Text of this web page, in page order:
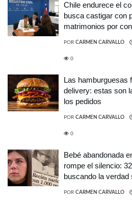
Chile endurece el
busca castigar con
matrimonios por
POR CARMEN CARVALLO
0
Las hamburguesas
delivery: estas son
los pedidos
POR CARMEN CARVALLO
0
Bebé abandonada
rompe el silencio:
buscando la verdad
POR CARMEN CARVALLO